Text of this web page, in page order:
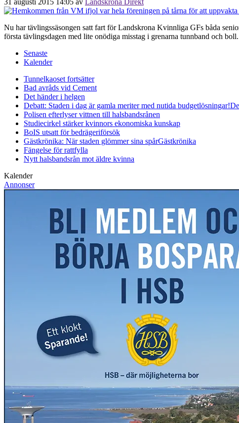
Nu har tävlingssäsongen satt fart för Landskrona Kvinnliga GFs båda
första tävlingsdagen med lite onödiga misstag i grenarna tunnband och
Senaste
Kalender
Tunnelkaoset fortsätter
Bad avråds vid Cement
Det händer i helgen
Debatt: Staden i dag är gamla meriter med nutida budgetlösningar!
Polisen efterlyser vittnen till halsbandsrånen
Studiecirkel stärker kvinnors ekonomiska kunskap
BoIS utsatt för bedrägeriförsök
Gästkrönika: När staden glömmer sina spårGästkrönika
Fängelse för rattfylla
Nytt halsbandsrån mot äldre kvinna
Kalender
Annonser